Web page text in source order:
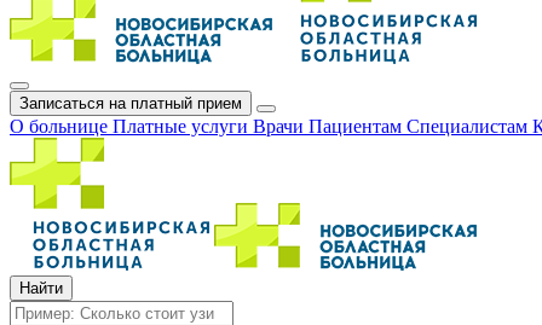
Записаться на платный прием
О больнице Платные услуги Врачи Пациентам Специалистам